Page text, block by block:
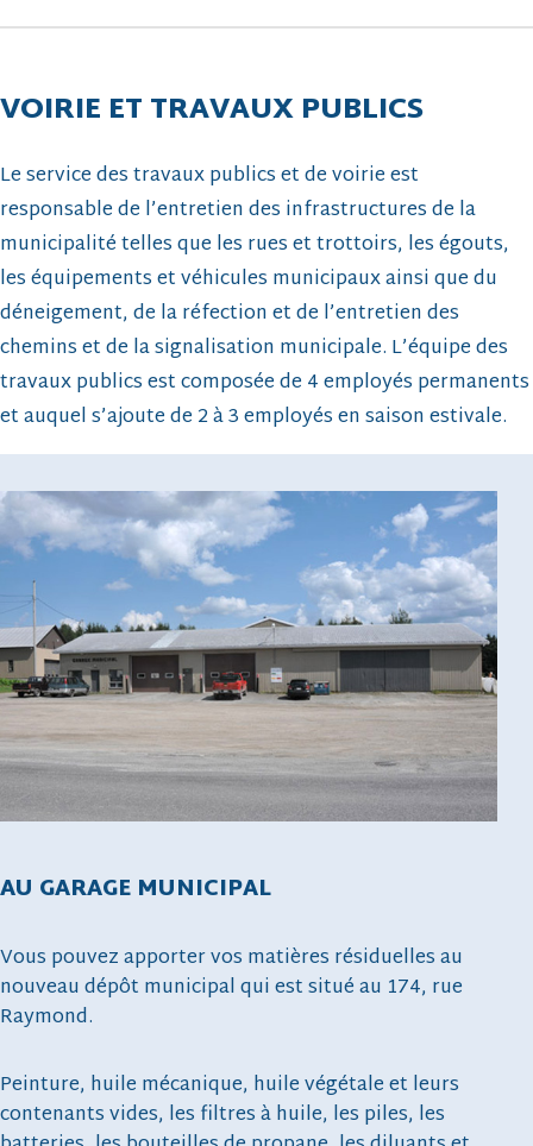
VOIRIE ET TRAVAUX PUBLICS
Le service des travaux publics et de voirie est
responsable de l’entretien des infrastructures de la
municipalité telles que les rues et trottoirs, les égouts,
les équipements et véhicules municipaux ainsi que du
déneigement, de la réfection et de l’entretien des
chemins et de la signalisation municipale. L’équipe des
travaux publics est composée de 4 employés permanents
et auquel s’ajoute de 2 à 3 employés en saison estivale.
AU GARAGE MUNICIPAL
Vous pouvez apporter vos matières résiduelles au
nouveau dépôt municipal qui est situé au 174, rue
Raymond.
Peinture, huile mécanique, huile végétale et leurs
contenants vides, les filtres à huile, les piles, les